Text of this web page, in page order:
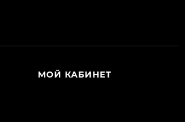
МОЙ КАБИНЕТ